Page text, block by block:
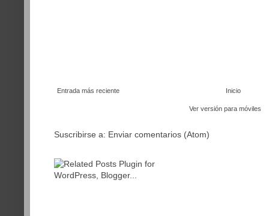
Entrada más reciente Inicio
Ver versión para móviles
Suscribirse a: Enviar comentarios (Atom)